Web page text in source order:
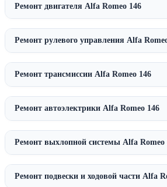
Ремонт двигателя Alfa Romeo 146
Ремонт рулевого управления Alfa
Ремонт трансмиссии Alfa Romeo 146
Ремонт автоэлектрики Alfa Romeo 146
Ремонт выхлопной системы Alfa Romeo
Ремонт подвески и ходовой части Alfa